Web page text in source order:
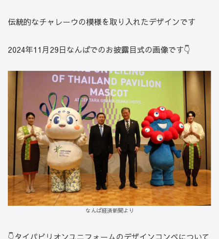
伝統的なチャレーウの模様を取り入れたデザインです
2024年11月29日なんばでのお披露目式の画像です👇
なんば経済新聞より
👇タイパビリオンユニフォームのデザインコンペについて